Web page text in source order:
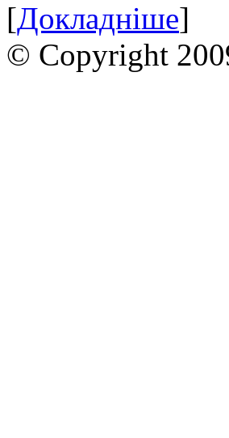
[Докладніше]
© Copyright